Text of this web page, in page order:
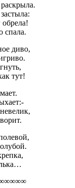
спала.
диво,
тут!